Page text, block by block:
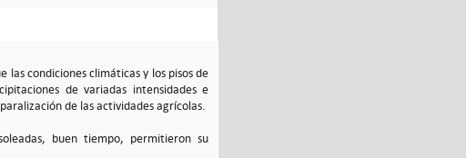
las condiciones climáticas y los pisos de
de variadas intensidades e
de las actividades agrícolas.
buen tiempo, permitieron su